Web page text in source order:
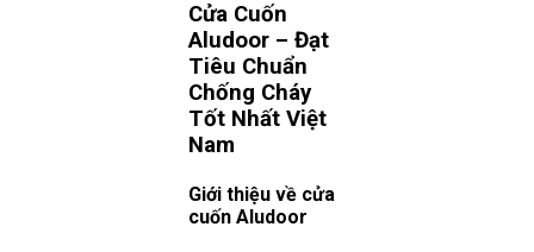
Cửa Cuốn
Aludoor – Đạt
Tiêu Chuẩn
Chống Cháy
Tốt Nhất Việt
Nam
Giới thiệu về cửa
cuốn Aludoor